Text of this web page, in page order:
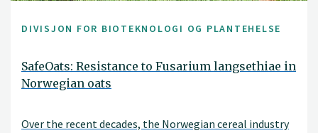
DIVISJON FOR BIOTEKNOLOGI OG PLANTEHELSE
SafeOats: Resistance to Fusarium langsethiae in
Norwegian oats
Over the recent decades, the Norwegian cereal industry